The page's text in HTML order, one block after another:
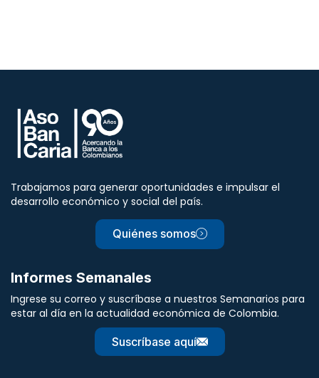
Trabajamos para generar oportunidades e impulsar el
desarrollo económico y social del país.
Quiénes somos
Informes Semanales
Ingrese su correo y suscríbase a nuestros Semanarios para
estar al día en la actualidad económica de Colombia.
Suscríbase aquí